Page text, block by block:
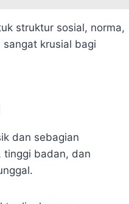
struktur sosial, norma,
krusial bagi
dan sebagian
tinggi badan, dan